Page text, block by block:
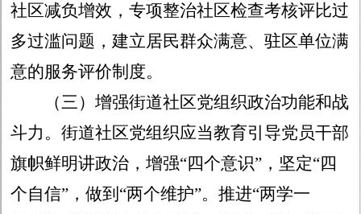
社区减负增效，专项整治社区检查考核评比过
多过滥问题，建立居民群众满意、驻区单位满
意的服务评价制度。
（三）增强街道社区党组织政治功能和战
斗力。街道社区党组织应当教育引导党员干部
旗帜鲜明讲政治，增强“四个意识”，坚定“四
个自信”，做到“两个维护”。推进“两学一